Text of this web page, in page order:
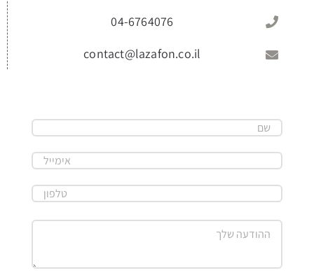
04-6764076
contact@lazafon.co.il